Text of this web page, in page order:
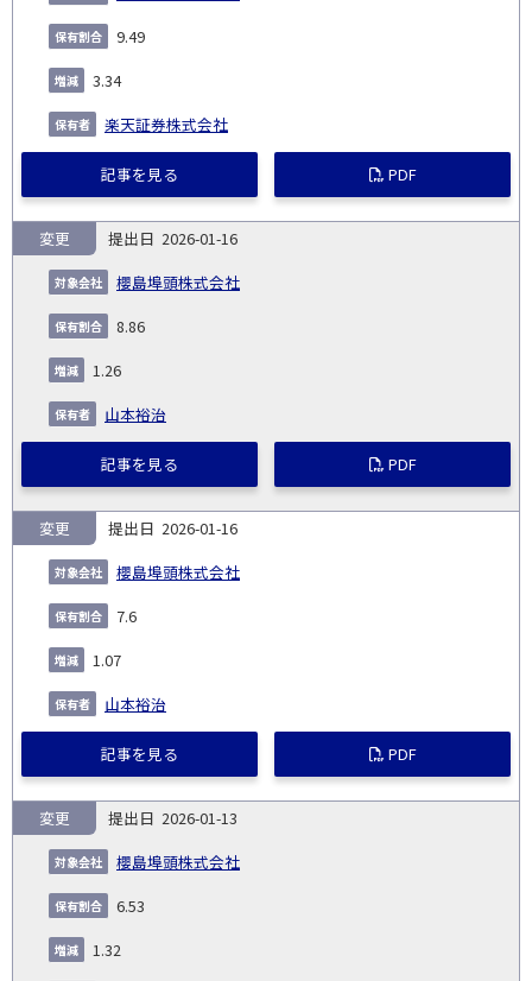
9.49
3.34
楽天証券株式会社
記事を見る PDF
2026-01-16
櫻島埠頭株式会社
変更
8.86
1.26
山本裕治
記事を見る PDF
2026-01-16
櫻島埠頭株式会社
変更
7.6
1.07
山本裕治
記事を見る PDF
2026-01-13
櫻島埠頭株式会社
変更
6.53
1.32